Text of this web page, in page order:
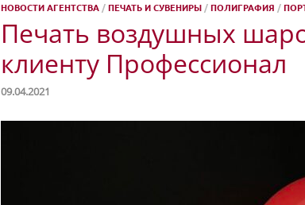
НОВОСТИ АГЕНТСТВА /ПЕЧАТЬ И СУВЕНИРЫ /ПОЛИГРАФИЯ /
Печать воздушных
клиенту Профессионал
09.04.2021